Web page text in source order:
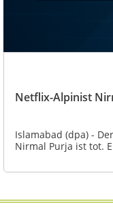
Netflix-Alpinist
Islamabad (dpa) -
Nirmal Purja ist tot.